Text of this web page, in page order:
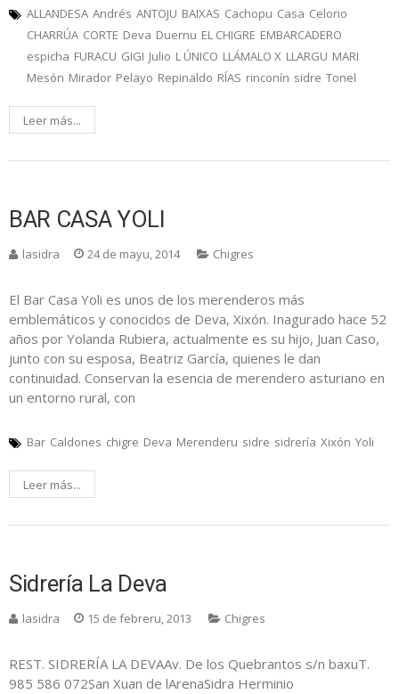
ALLANDESA Andrés ANTOJU BAIXAS Cachopu Casa Celorio
CHARRÚA CORTE Deva Duernu EL CHIGRE EMBARCADERO
espicha FURACU GIGI Julio L ÚNICO LLÁMALO X LLARGU MARI
Mesón Mirador Pelayo Repinaldo RÍAS rinconín sidre Tonel
Leer más...
BAR CASA YOLI
lasidra 24 de mayu, 2014 Chigres
El Bar Casa Yoli es unos de los merenderos más
emblemáticos y conocidos de Deva, Xixón. Inagurado hace 52
años por Yolanda Rubiera, actualmente es su hijo, Juan Caso,
junto con su esposa, Beatriz García, quienes le dan
continuidad. Conservan la esencia de merendero asturiano en
un entorno rural, con
Bar Caldones chigre Deva Merenderu sidre sidrería Xixón Yoli
Leer más...
Sidrería La Deva
lasidra 15 de febreru, 2013 Chigres
REST. SIDRERÍA LA DEVAAv. De los Quebrantos s/n baxuT.
985 586 072San Xuan de lArenaSidra Herminio